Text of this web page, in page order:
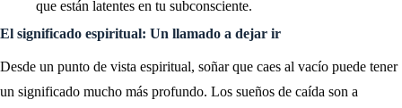
que están latentes en tu subconsciente.
El significado espiritual: Un llamado a dejar ir
Desde un punto de vista espiritual, soñar que caes al vacío puede tener
un significado mucho más profundo. Los sueños de caída son a